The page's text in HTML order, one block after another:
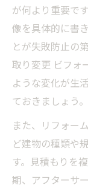
が何より重要で
像を具体的に書
とが失敗防止の
取り変更 ビフォ
ような変化が生
ておきましょう。
また、リフォー
ど建物の種類や
す。見積もりを
期、アフターサ